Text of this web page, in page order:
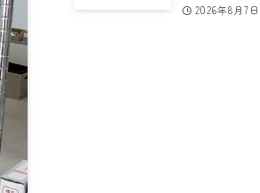
2026年8月7日